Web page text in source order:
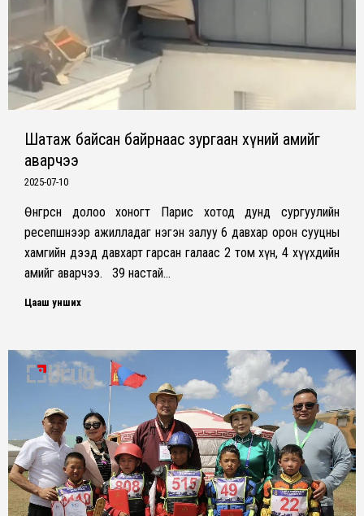
Шатаж байсан байрнаас зургаан хүний амийг
аварчээ
2025-07-10
Өнгөрсөн долоо хоногт Парис хотод дунд сургуулийн
ресепшнээр ажилладаг нэгэн залуу 6 давхар орон сууцны
хамгийн дээд давхарт гарсан галаас 2 том хүн, 4 хүүхдийн
амийг аварчээ. 39 настай…
Цааш унших